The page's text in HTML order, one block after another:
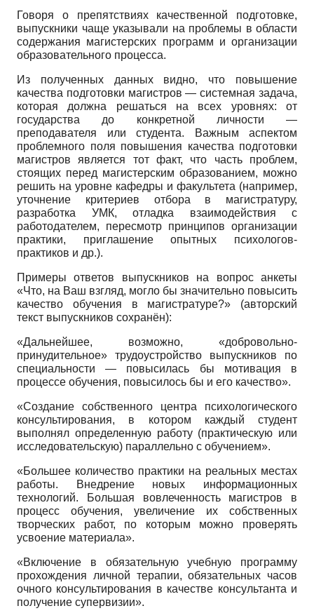
Говоря о препятствиях качественной подготовке,
выпускники чаще указывали на проблемы в области
содержания магистерских программ и организации
образовательного процесса.
Из полученных данных видно, что повышение
качества подготовки магистров — системная задача,
которая должна решаться на всех уровнях: от
государства до конкретной личности —
преподавателя или студента. Важным аспектом
проблемного поля повышения качества подготовки
магистров является тот факт, что часть проблем,
стоящих перед магистерским образованием, можно
решить на уровне кафедры и факультета (например,
уточнение критериев отбора в магистратуру,
разработка УМК, отладка взаимодействия с
работодателем, пересмотр принципов организации
практики, приглашение опытных психологов-
практиков и др.).
Примеры ответов выпускников на вопрос анкеты
«Что, на Ваш взгляд, могло бы значительно повысить
качество обучения в магистратуре?» (авторский
текст выпускников сохранён):
«Дальнейшее, возможно, «добровольно-
принудительное» трудоустройство выпускников по
специальности — повысилась бы мотивация в
процессе обучения, повысилось бы и его качество».
«Создание собственного центра психологического
консультирования, в котором каждый студент
выполнял определенную работу (практическую или
исследовательскую) параллельно с обучением».
«Большее количество практики на реальных местах
работы. Внедрение новых информационных
технологий. Большая вовлеченность магистров в
процесс обучения, увеличение их собственных
творческих работ, по которым можно проверять
усвоение материала».
«Включение в обязательную учебную программу
прохождения личной терапии, обязательных часов
очного консультирования в качестве консультанта и
получение супервизии».